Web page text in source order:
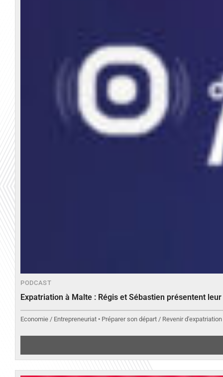
PODCAST
Expatriation à Malte : Régis et Sébastien présentent
Economie / Entrepreneuriat • Préparer son départ / Revenir d'expatriation